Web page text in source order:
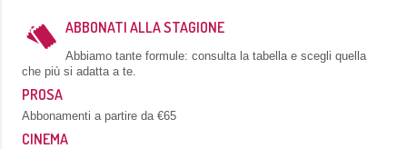
ABBONATI ALLA STAGIONE
Abbiamo tante formule: consulta la tabella e scegli quella
che più si adatta a te.
PROSA
Abbonamenti a partire da €65
CINEMA